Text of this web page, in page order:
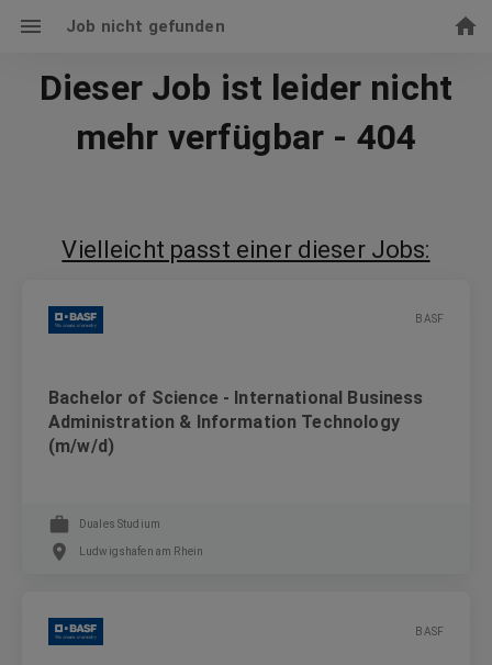
Job nicht gefunden
Dieser Job ist leider nicht
mehr verfügbar - 404
Vielleicht passt einer dieser Jobs:
BASF
Bachelor of Science - International Business
Administration & Information Technology
(m/w/d)
Duales Studium
Ludwigshafen am Rhein
BASF